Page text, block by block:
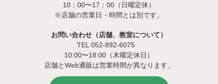
10：00〜17：00（日曜定休）
※店舗の営業日・時間とは別です。
お問い合わせ（店舗、教室について）
TEL 052-892-6075
10:00〜18:00（木曜定休日）
店舗とWeb通販は営業時間が異なります。